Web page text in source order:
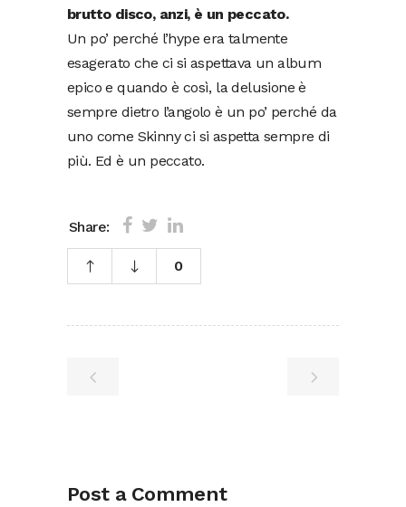
brutto disco, anzi, è un peccato.
Un po’ perché l’hype era talmente
esagerato che ci si aspettava un album
epico e quando è così, la delusione è
sempre dietro l’angolo è un po’ perché da
uno come Skinny ci si aspetta sempre di
più. Ed è un peccato.
Share:
0
Post a Comment